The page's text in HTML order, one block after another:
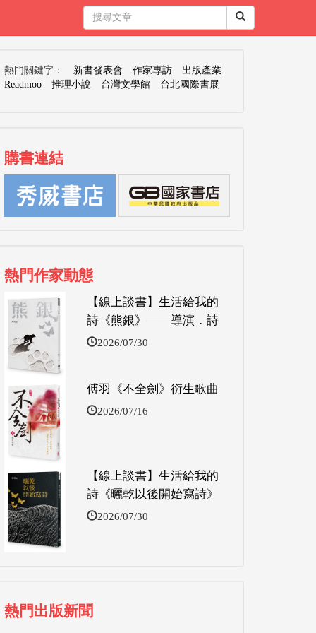
熱門關鍵字： 新書發表會 作家專訪
出版產業
Readmoo
推理小說 台灣文學館 台北國際書展
購書連結
熱門作家動態
【線上談書】生活給我的
詩《熊銀》——導演．詩
2026/07/30
傅羽《不全劍》衍生歌曲
2026/07/16
【線上談書】生活給我的
詩《曬乾以後開始寫詩》
2026/07/30
熱門出版新聞